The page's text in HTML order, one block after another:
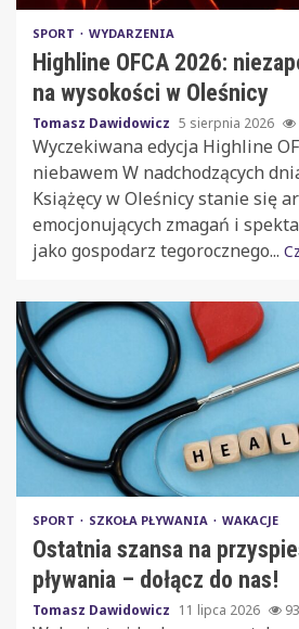
SPORT WYDARZENIA
Highline OFCA 2026:
na wysokości w Oleśnicy
Tomasz Dawidowicz 5 sierpnia 2026
Wyczekiwana edycja Highline
niebawem W nadchodzących
Książęcy w Oleśnicy stanie się
emocjonujących zmagań i
jako gospodarz tegorocznego...
SPORT SZKOŁA PŁYWANIA WAKACJE
Ostatnia szansa na
pływania – dołącz do nas!
Tomasz Dawidowicz 11 lipca 2026 93